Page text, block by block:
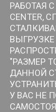
РАБОТАЯ С
CENTER,
"РАЗМЕР
ДАННОЙ
У ВАС НЕ